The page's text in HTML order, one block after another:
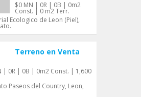
$0 MN | 0R | 0B | 0m2
Const. | 0 m2 Terr.
Ecologico de Leon (Piel),
Terreno en Venta
| 0R | 0B | 0m2 Const. | 1,600
Paseos del Country, Leon,